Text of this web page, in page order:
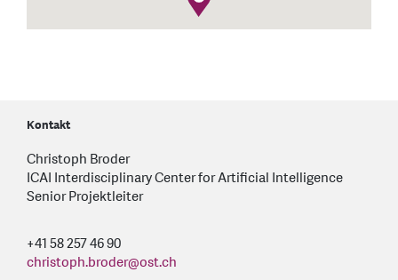
Kontakt
Christoph Broder
ICAI Interdisciplinary Center for Artificial Intelligence
Senior Projektleiter
+41 58 257 46 90
christoph.broder@ost.ch